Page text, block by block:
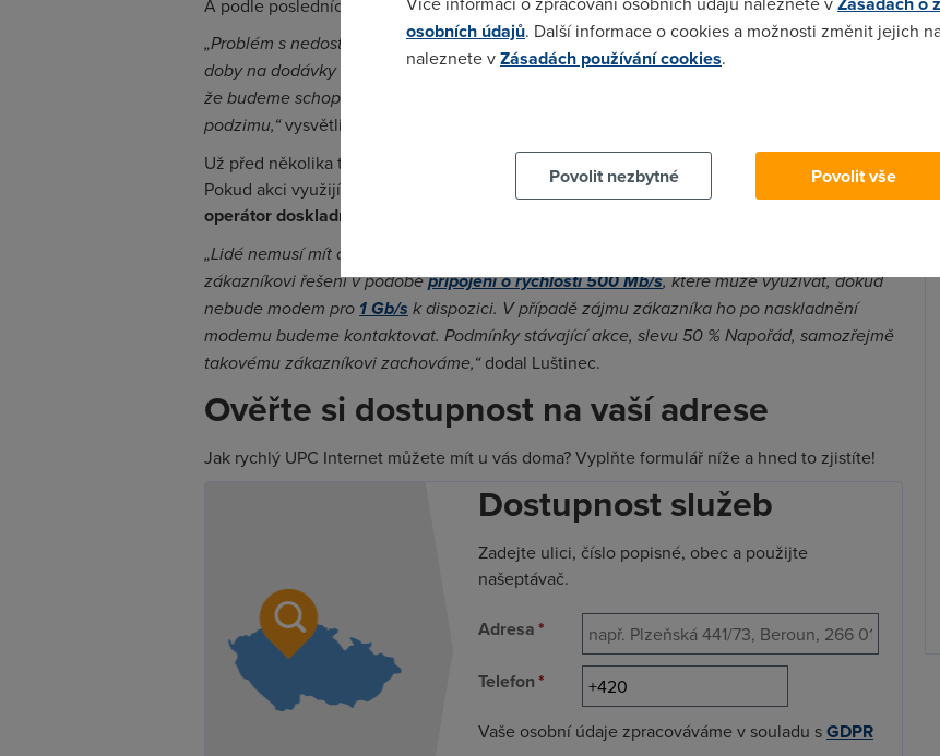
A podle posledních informací to vypadá, že si zákazníci ještě pár měsíců počkají.
„Problém s nedostatkem čipů, a tedy i modemů, je celosvětový. Kvůli tomu jsou čekací
doby na dodávky od výrobců delší. S ohledem na aktuální stav objednávek počítáme s tím,
že budeme schopni gigabitové modemy znovu bez větších omezení nabízet od
podzimu,“vysvětlil pro Novinky OndřejLuštinec, mluvčí společnosti.
Už před několika týdny ale uklidnil zákazníky, že o výhodnou cenu rozhodně nepřijdou.
Pokud akci využijí do konce května, gigabitový internet s 50% slevou dostanou, jakmile
operátor doskladní modemy
„Lidé nemusí mít obavy, že by o skvělou aktuální nabídku připojení 1 Gb/s přišli. Nabídneme
zákazníkovi řešení v podoběpřipojení o rychlosti 500 Mb/s, které může využívat, dokud
nebude modem pro 1 Gb/s k dispozici. V případě zájmu zákazníka ho po naskladnění
modemu budeme kontaktovat. Podmínky stávající akce, slevu 50 % Napořád, samozřejmě
takovému zákazníkovi zachováme,“dodal Luštinec.
Ověřte si dostupnost na vaší adrese
Jak rychlý UPC Internet můžete mít u vás doma? Vyplňte formulář níže a hned to zjistíte!
Dostupnost služeb
Zadejte ulici, číslo popisné, obec a použijte
našeptávač.
Adresa*
Telefon*
Vaše osobní údaje zpracováváme v souladu sGDPR
osobních údajů. Další informace o cookies a možnosti změnit jejich
naleznete vZásadách používání cookies.
Povolit nezbytné
Povolit vše